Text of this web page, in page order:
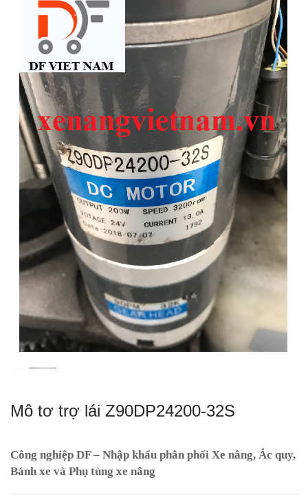
Mô tơ trợ lái Z90DP24200-32S
Công nghiệp DF – Nhập khẩu phân phối Xe nâng, Ắc quy,
Bánh xe và Phụ tùng xe nâng